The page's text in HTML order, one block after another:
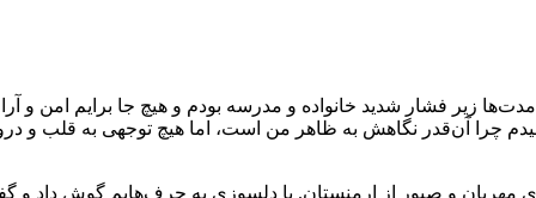
زیر فشار شدید خانواده و مدرسه بودم و هیچ جا برایم امن و
چرا آن‌قدر نگاهش به ظاهر من است، اما هیچ توجهی به قلب و
و صبور از ارمنستان. با دلسوزی به حرف‌هایم گوش داد و